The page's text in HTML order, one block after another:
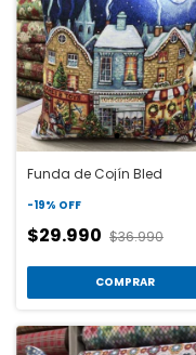
Funda de Cojín Bled
-19% OFF
$29.990 $36.990
COMPRAR